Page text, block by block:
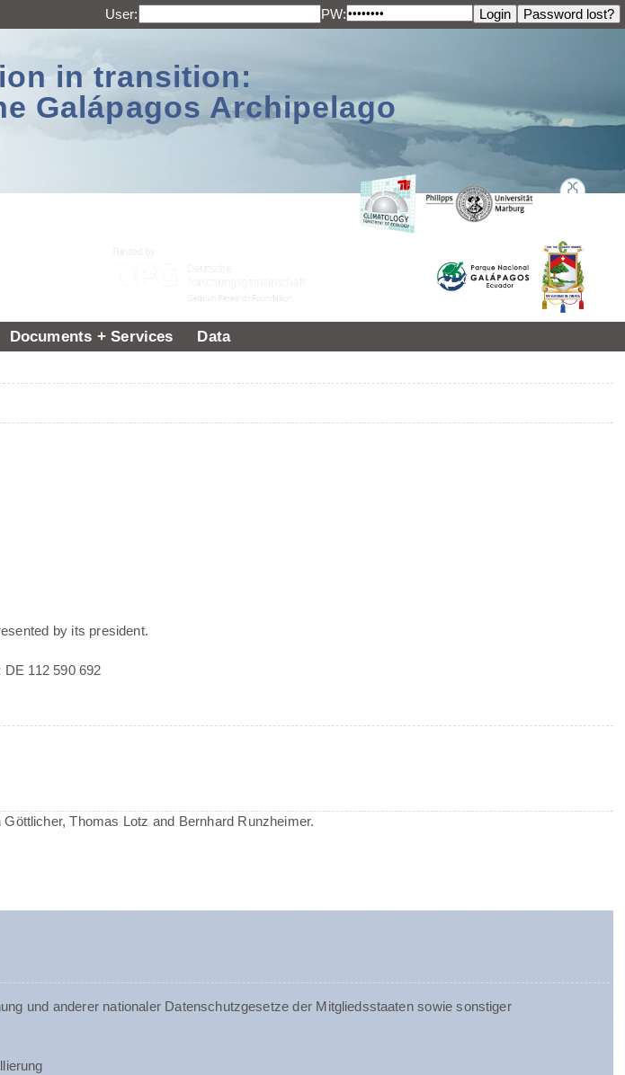
User: PW:
in transition:
Galápagos Archipelago
Documents + Services Data
by its president.
112 590 692
Thomas Lotz and Bernhard Runzheimer.
und anderer nationaler Datenschutzgesetze der Mitgliedsstaaten sowie sonstiger